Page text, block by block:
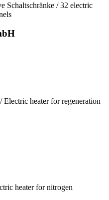
Schaltschränke / 32 electric
heater for regeneration
heater for nitrogen